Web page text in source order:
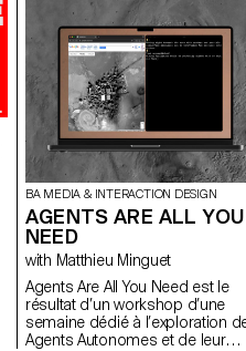
BA MEDIA & INTERACTION DESIGN
AGENTS ARE ALL YOU
NEED
with Matthieu Minguet
Agents Are All You Need est le
résultat d’un workshop d’une
semaine dédié à l’exploration
Agents Autonomes et de leur